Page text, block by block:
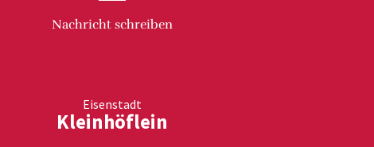
Nachricht schreiben
Eisenstadt
Kleinhöflein